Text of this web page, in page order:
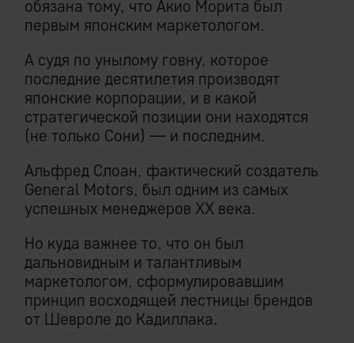
обязана тому, что Акио Морита был
первым японским маркетологом.
А судя по унылому говну, которое
последние десятилетия производят
японские корпорации, и в какой
стратегической позиции они находятся
(не только Сони) — и последним.
Альфред Слоан, фактический создатель
General Motors, был одним из самых
успешных менеджеров XX века.
Но куда важнее то, что он был
дальновидным и талантливым
маркетологом, сформулировавшим
принцип восходящей лестницы брендов
от Шевроле до Кадиллака.